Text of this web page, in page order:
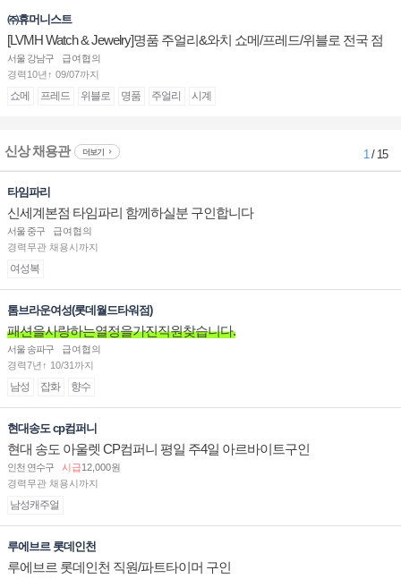
㈜휴머니스트
[LVMH Watch & Jewelry]명품 주얼리&와치 쇼메/프레드/위블로 전국 점
장/부점장/판매사원 채용
서울 강남구
급여협의
경력10년↑ 09/07까지
쇼메 프레드 위블로 명품 주얼리 시계
신상 채용관 더보기 1/ 15
타임파리
신세계본점 타임파리 함께하실분 구인합니다
서울 중구
급여협의
경력무관 채용시까지
여성복
톰브라운여성(롯데월드타워점)
패션을사랑하는열정을가진직원찾습니다.
서울 송파구
급여협의
경력7년↑ 10/31까지
남성 잡화 향수
현대송도 cp컴퍼니
현대 송도 아울렛 CP컴퍼니 평일 주4일 아르바이트구인
인천 연수구 시급12,000원
경력무관 채용시까지
남성캐주얼
루에브르 롯데인천
루에브르 롯데인천 직원/파트타이머 구인